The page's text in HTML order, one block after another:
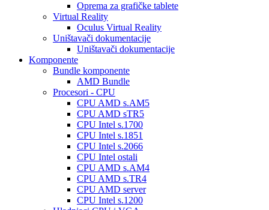
Oprema za grafičke tablete
Virtual Reality
Oculus Virtual Reality
Uništavači dokumentacije
Uništavači dokumentacije
Komponente
Bundle komponente
AMD Bundle
Procesori - CPU
CPU AMD s.AM5
CPU AMD sTR5
CPU Intel s.1700
CPU Intel s.1851
CPU Intel s.2066
CPU Intel ostali
CPU AMD s.AM4
CPU AMD s.TR4
CPU AMD server
CPU Intel s.1200